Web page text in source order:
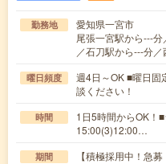
勤務地
愛知県一宮市
尾張一宮駅から---
／石刀駅から---分
曜日頻度
週4日～OK ■曜日固
談ください！
時間
1日5時間からOK！
15:00(3)12:00…
期間
【積極採用中！急